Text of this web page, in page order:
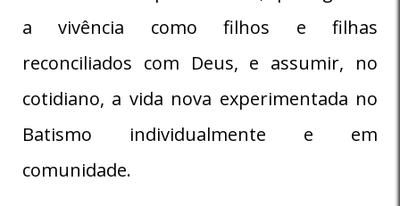
a vivência como filhos e filhas
reconciliados com Deus, e assumir, no
cotidiano, a vida nova experimentada no
Batismo individualmente e em
comunidade.